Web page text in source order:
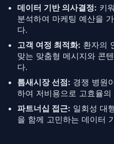
데이터 기반 의사결정: 키
분석하여 마케팅 예산을
다.
고객 여정 최적화: 환자의
맞는 맞춤형 메시지와 콘
다.
틈새시장 선점: 경쟁 병원
하여 저비용으로 고효율
파트너십 접근: 일회성 대
을 함께 고민하는 데이터